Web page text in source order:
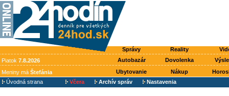
Správy Reality
Piatok 7.8.2026 Autobazár Dovolenka
Meniny má Štefánia Ubytovanie Nákup
Úvodná strana
Včera Archív správ Nastavenia